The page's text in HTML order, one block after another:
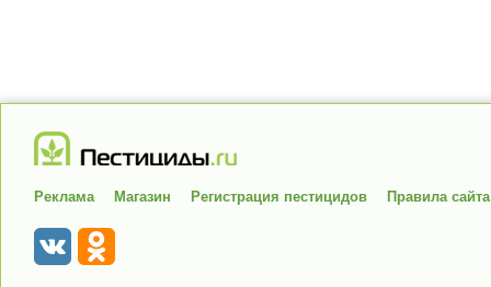
Реклама Магазин Регистрация пестицидов Правила сайта